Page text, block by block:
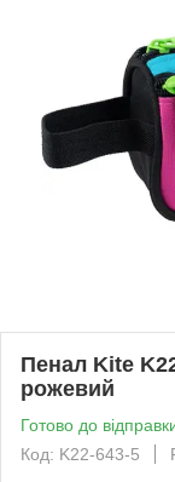
Пенал Kite
рожевий
Готово до
Код: K22-643-5